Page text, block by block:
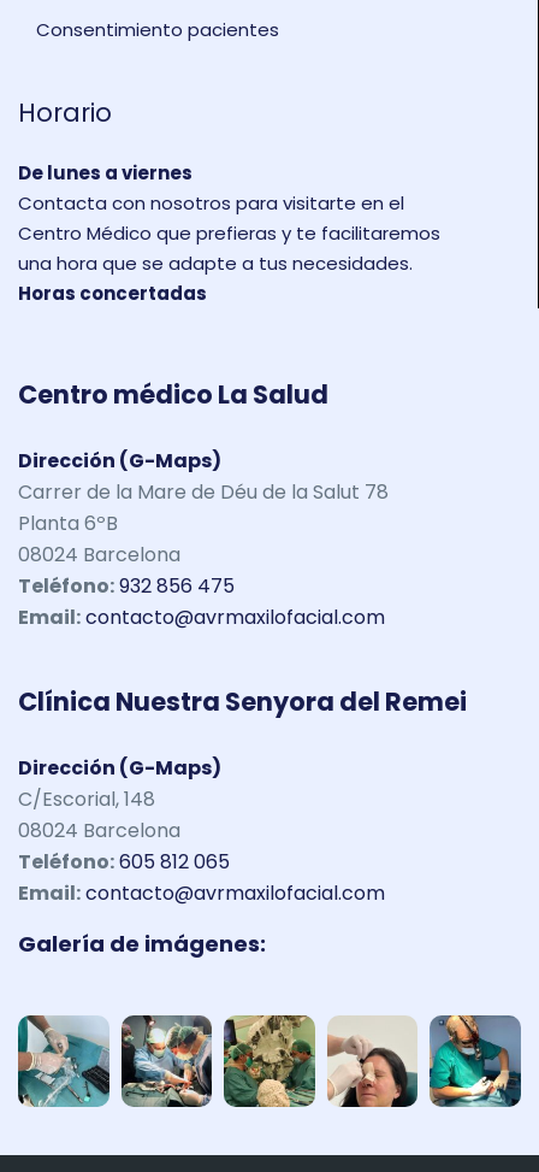
Consentimiento pacientes
Horario
De lunes a viernes
Contacta con nosotros para visitarte en el
Centro Médico que prefieras y te facilitaremos
una hora que se adapte a tus necesidades.
Horas concertadas
Centro médico La Salud
Dirección (G-Maps)
Carrer de la Mare de Déu de la Salut 78
Planta 6ºB
08024 Barcelona
Teléfono:932 856 475
Email:contacto@avrmaxilofacial.com
Clínica Nuestra Senyora del Remei
Dirección (G-Maps)
C/Escorial, 148
08024 Barcelona
Teléfono:605 812 065
Email:contacto@avrmaxilofacial.com
Galería de imágenes: